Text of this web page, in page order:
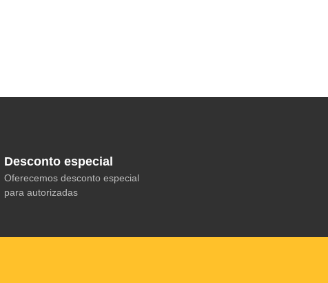
Desconto especial
Oferecemos desconto especial
para autorizadas